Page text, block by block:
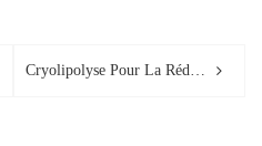
Cryolipolyse Pour La Réduction De La Graisse Et Le Remodelage Du Corps